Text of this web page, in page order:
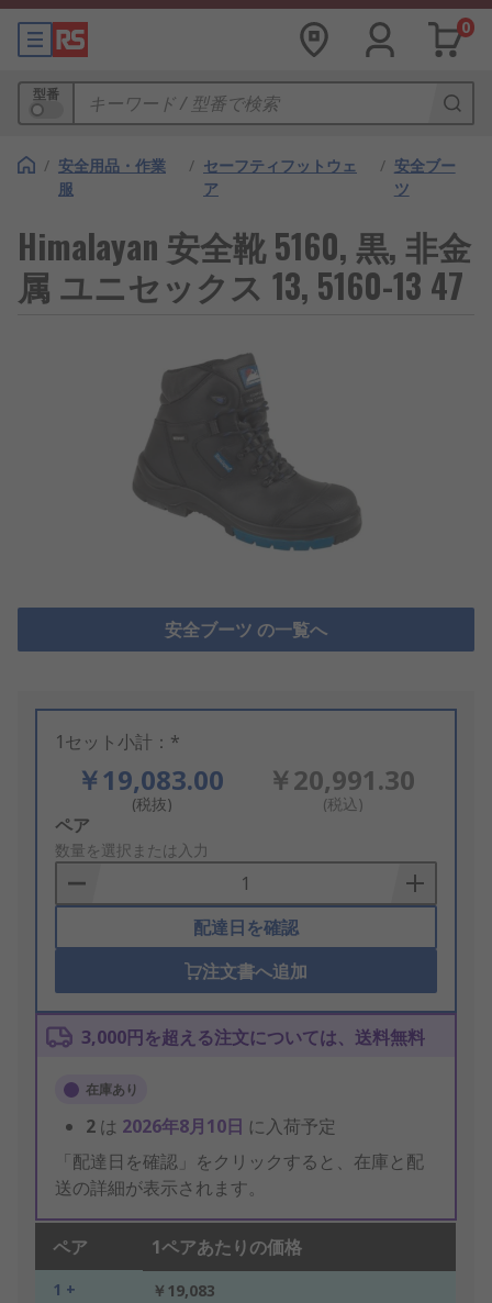
0
型番
/ 安全用品・作業
服
/ セーフティフットウェ
ア
/ 安全ブー
ツ
Himalayan 安全靴 5160, 黒, 非金
属 ユニセックス 13, 5160-13 47
安全ブーツ の一覧へ
1セット小計：*
￥19,083.00
(税抜)
￥20,991.30
(税込)
Add
to
Basket
ペア
数量を選択または入力
配達日を確認
注文書へ追加
3,000円を超える注文については、送料無料
在庫あり
2 は 2026年8月10日 に入荷予定
「配達日を確認」をクリックすると、在庫と配
送の詳細が表示されます。
ペア 1ペアあたりの価格
1 + ￥19,083